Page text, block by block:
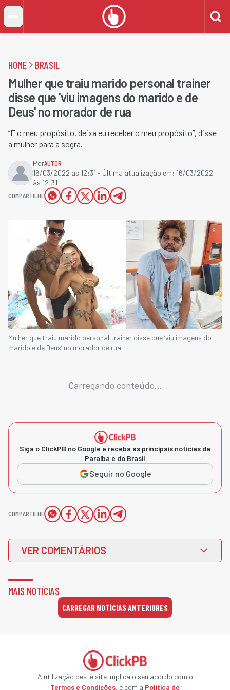
HOME BRASIL
Mulher que traiu marido personal trainer
disse que 'viu imagens do marido e de
Deus' no morador de rua
“É o meu propósito, deixa eu receber o meu propósito”, disse
a mulher para a sogra.
PorAUTOR
16/03/2022 às 12:31 - Última atualização em: 16/03/2022
às 12:31
COMPARTILHE
Mulher que traiu marido personal trainer disse que ‘viu imagens do
marido e de Deus’ no morador de rua
Carregando conteúdo...
Siga o ClickPB no Google e receba as principais notícias da
Paraíba e do Brasil
Seguir no Google
COMPARTILHE
VER COMENTÁRIOS
MAIS NOTÍCIAS
CARREGAR NOTÍCIAS ANTERIORES
A utilização deste site implica o seu acordo com o
Termos e Condições, e com a Política de